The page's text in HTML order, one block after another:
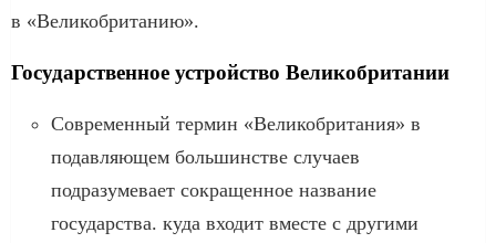
в «Великобританию».
Государственное устройство Великобритании
Современный термин «Великобритания» в
подавляющем большинстве случаев
подразумевает сокращенное название
государства. куда входит вместе с другими